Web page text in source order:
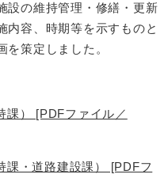
の維持管理・修繕・更新
内容、時期等を示すものと
を策定しました。
課） [PDFファイル／
課・道路建設課） [PDFフ